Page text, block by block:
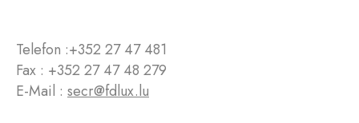
Telefon :+352 27 47 481
Fax : +352 27 47 48 279
E-Mail : secr@fdlux.lu